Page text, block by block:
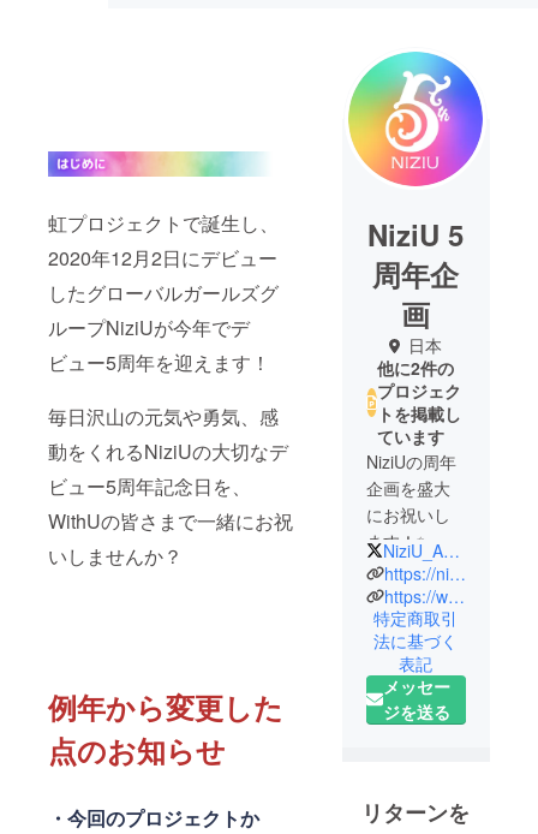
虹プロジェクトで誕生し、
2020年12月2日にデビュー
したグローバルガールズグ
ループNiziUが今年でデ
ビュー5周年を迎えます！
毎日沢山の元気や勇気、感
動をくれるNiziUの大切なデ
ビュー5周年記念日を、
WithUの皆さまで一緒にお祝
いしませんか？
例年から変更した
点のお知らせ
・今回のプロジェクトか
NiziU 5
周年企
画
日本
他に2件の
プロジェク
トを掲載し
ています
NiziUの周年
企画を盛大
にお祝いし
ます！✨
NiziU_Anniv
https://niziuanniv.studio.site
https://www.instagram.com/niziu.anniv?igsh=MWEyMmN4MmgxeTJvbg%3D%3D&utm_source=qr
特定商取引
法に基づく
表記
メッセー
ジを送る
リターンを